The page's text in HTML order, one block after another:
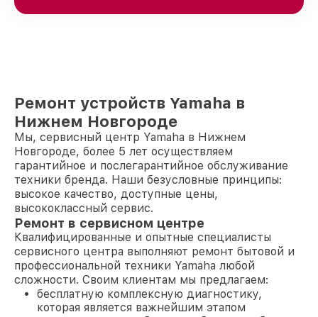
Ремонт устройств Yamaha в
Нижнем Новгороде
Мы, сервисный центр Yamaha в Нижнем
Новгороде, более 5 лет осуществляем
гарантийное и послегарантийное обслуживание
техники бренда. Наши безусловные принципы:
высокое качество, доступные цены,
высококлассный сервис.
Ремонт в сервисном центре
Квалифицированные и опытные специалисты
сервисного центра выполняют ремонт бытовой и
профессиональной техники Yamaha любой
сложности. Своим клиентам мы предлагаем:
бесплатную комплексную диагностику,
которая является важнейшим этапом